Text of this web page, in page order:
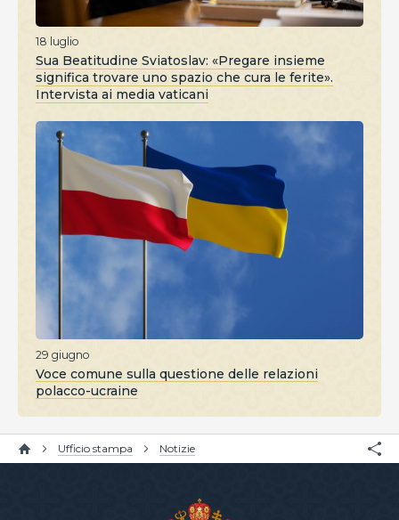
18 luglio
Sua Beatitudine Sviatoslav: «Pregare insieme
significa trovare uno spazio che cura le ferite».
Intervista ai media vaticani
29 giugno
Voce comune sulla questione delle relazioni
polacco-ucraine
Ufficio stampa Notizie